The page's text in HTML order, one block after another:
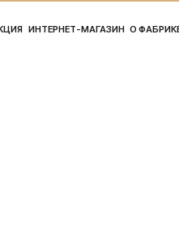
ИНТЕРНЕТ-МАГАЗИН О ФАБРИКЕ